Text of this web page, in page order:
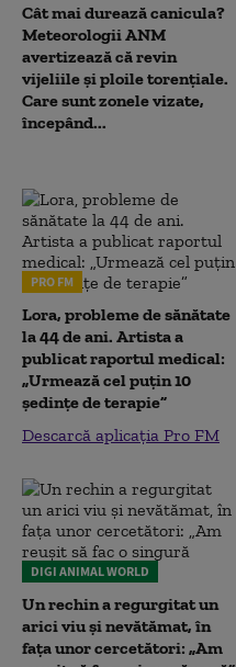
Cât mai durează canicula?
Meteorologii ANM
avertizează că revin
vijeliile și ploile torențiale.
Care sunt zonele vizate,
începând...
PRO FM
Lora, probleme de sănătate
la 44 de ani. Artista a
publicat raportul medical:
„Urmează cel puțin 10
ședințe de terapie”
Descarcă aplicația Pro FM
DIGI ANIMAL WORLD
Un rechin a regurgitat un
arici viu și nevătămat, în
fața unor cercetători: „Am